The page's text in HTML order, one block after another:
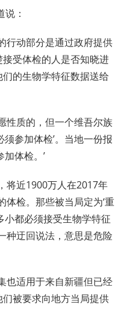
：
行动部分是通过政府提供
受体检的人是否知晓进
的生物学特征数据送给
性质的，但一个维吾尔族
须参加体检’。当地一份报
加体检。’
将近1900万人在2017年
体检。那些被当局定为‘重
小都必须接受生物学特征
种迂回说法，意思是危险
也适用于来自新疆但已经
被要求向地方当局提供